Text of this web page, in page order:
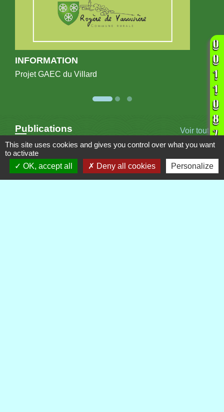
INFORMATION
Projet GAEC du Villard
Publications Voir tout
This site uses cookies and gives you control over what you want
to activate
OK, accept all
Deny all cookies Personalize